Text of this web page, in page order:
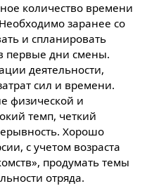
количество времени
заранее со
и спланировать
первые дни смены.
деятельности,
сил и времени.
физической и
темп, четкий
Хорошо
с учетом возраста
продумать темы
отряда.